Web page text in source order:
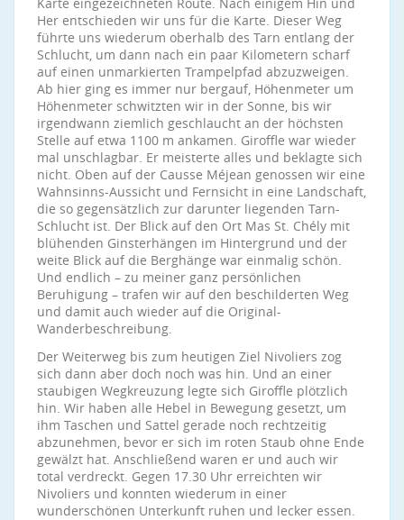
Her entschieden wir uns für die Karte. Dieser Weg
führte uns wiederum oberhalb des Tarn entlang der
Schlucht, um dann nach ein paar Kilometern scharf
auf einen unmarkierten Trampelpfad abzuzweigen.
Ab hier ging es immer nur bergauf, Höhenmeter um
Höhenmeter schwitzten wir in der Sonne, bis wir
irgendwann ziemlich geschlaucht an der höchsten
Stelle auf etwa 1100 m ankamen. Giroffle war wieder
mal unschlagbar. Er meisterte alles und beklagte sich
nicht. Oben auf der Causse Méjean genossen wir eine
Wahnsinns-Aussicht und Fernsicht in eine Landschaft,
die so gegensätzlich zur darunter liegenden Tarn-
Schlucht ist. Der Blick auf den Ort Mas St. Chély mit
blühenden Ginsterhängen im Hintergrund und der
weite Blick auf die Berghänge war einmalig schön.
Und endlich – zu meiner ganz persönlichen
Beruhigung – trafen wir auf den beschilderten Weg
und damit auch wieder auf die Original-
Wanderbeschreibung.
Der Weiterweg bis zum heutigen Ziel Nivoliers zog
sich dann aber doch noch was hin. Und an einer
staubigen Wegkreuzung legte sich Giroffle plötzlich
hin. Wir haben alle Hebel in Bewegung gesetzt, um
ihm Taschen und Sattel gerade noch rechtzeitig
abzunehmen, bevor er sich im roten Staub ohne Ende
gewälzt hat. Anschließend waren er und auch wir
total verdreckt. Gegen 17.30 Uhr erreichten wir
Nivoliers und konnten wiederum in einer
wunderschönen Unterkunft ruhen und lecker essen.